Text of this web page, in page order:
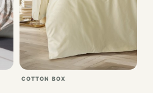
COTTON BOX